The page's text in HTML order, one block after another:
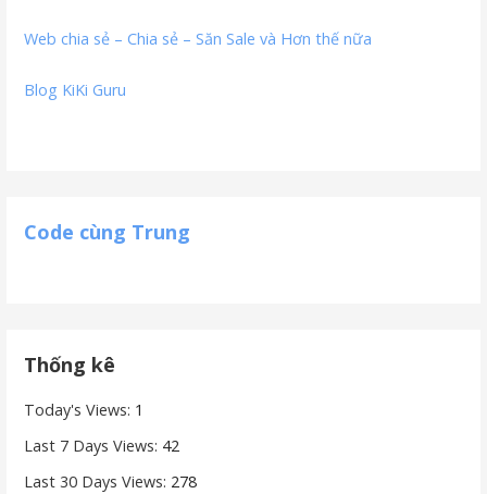
Web chia sẻ – Chia sẻ – Săn Sale và Hơn thế nữa
Blog KiKi Guru
Code cùng Trung
Thống kê
Today's Views: 1
Last 7 Days Views: 42
Last 30 Days Views: 278